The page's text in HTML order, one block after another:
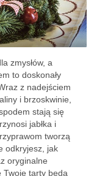
zmysłów, a
to doskonały
z nadejściem
i brzoskwinie,
stają się
jabłka i
tworzą
odkryjesz, jak
oryginalne
Twoje tarty będą